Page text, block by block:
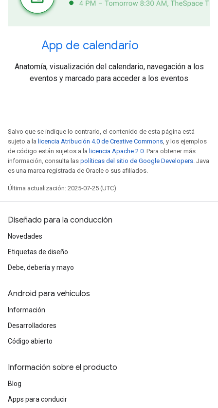
App de calendario
Anatomía, visualización del calendario, navegación a los
eventos y marcado para acceder a los eventos
Salvo que se indique lo contrario, el contenido de esta página está
sujeto a la licencia Atribución 4.0 de Creative Commons, y los ejemplos
de código están sujetos a la licencia Apache 2.0. Para obtener más
información, consulta las políticas del sitio de Google Developers. Java
es una marca registrada de Oracle o sus afiliados.
Última actualización: 2025-07-25 (UTC)
Diseñado para la conducción
Novedades
Etiquetas de diseño
Debe, debería y mayo
Android para vehículos
Información
Desarrolladores
Código abierto
Información sobre el producto
Blog
Apps para conducir